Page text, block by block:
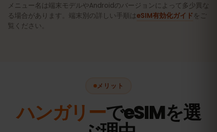
メニュー名は端末モデルやAndroidのバージョンによって多少異な
る場合があります。端末別の詳しい手順はeSIM有効化ガイドをご
覧ください。
メリット
ハンガリーでeSIMを選